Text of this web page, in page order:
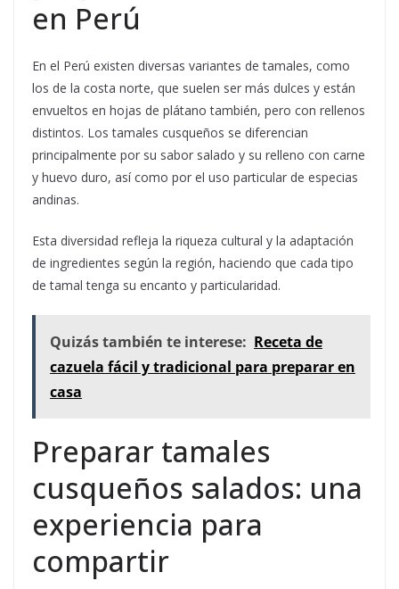
en Perú
En el Perú existen diversas variantes de tamales, como
los de la costa norte, que suelen ser más dulces y están
envueltos en hojas de plátano también, pero con rellenos
distintos. Los tamales cusqueños se diferencian
principalmente por su sabor salado y su relleno con carne
y huevo duro, así como por el uso particular de especias
andinas.
Esta diversidad refleja la riqueza cultural y la adaptación
de ingredientes según la región, haciendo que cada tipo
de tamal tenga su encanto y particularidad.
Quizás también te interese: Receta de
cazuela fácil y tradicional para preparar en
casa
Preparar tamales
cusqueños salados: una
experiencia para
compartir